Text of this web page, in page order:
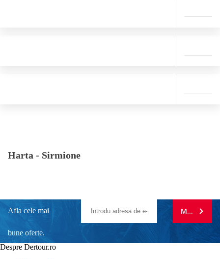
Harta - Sirmione
Afla cele mai
bune oferte.
MA
Despre Dertour.ro